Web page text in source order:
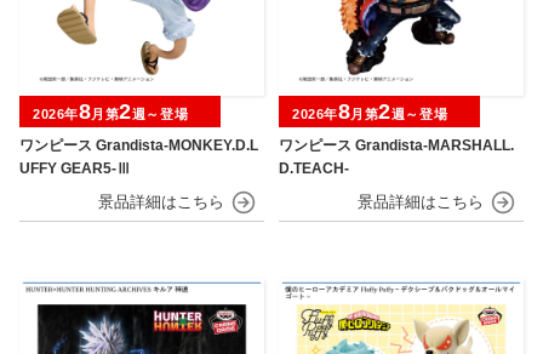
ワンピース Grandista-MONKEY.D.L
UFFY GEAR5-Ⅲ
2026年8月第2週～登場
ワンピース Grandista-MARSHALL.
D.TEACH-
2026年8月第2週～登場